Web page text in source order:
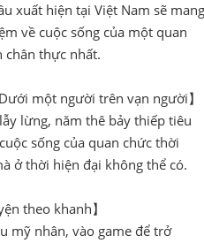
xuất hiện tại Việt Nam sẽ mang
về cuộc sống của một quan
chân thực nhất.
một người trên vạn người】
lừng, năm thê bảy thiếp tiêu
sống của quan chức thời
ở thời hiện đại không thể có.
theo khanh】
mỹ nhân, vào game để trở